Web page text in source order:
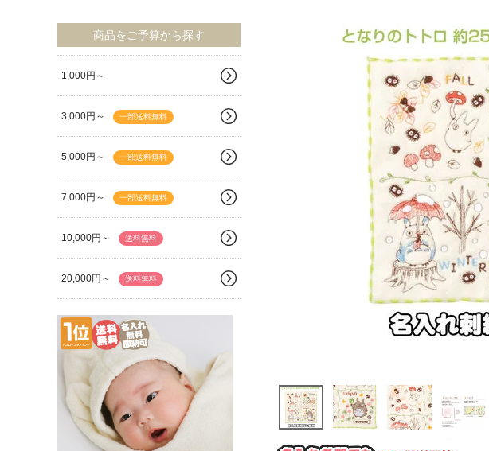
商品をご予算から探す
1,000円～
3,000円～ 一部送料無料
5,000円～ 一部送料無料
7,000円～ 一部送料無料
10,000円～ 送料無料
20,000円～ 送料無料